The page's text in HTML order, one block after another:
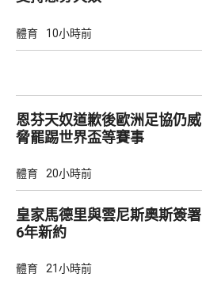
體育 10小時前
恩芬天奴道歉後歐洲足協仍威
脅罷踢世界盃等賽事
體育 20小時前
皇家馬德里與雲尼斯奧斯簽署
6年新約
體育 21小時前